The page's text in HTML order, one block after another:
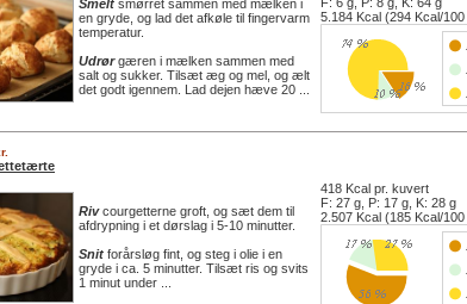
Smelt smørret sammen med mælken i
en gryde, og lad det afkøle til fingervarm
temperatur.
Udrørgæren i mælken sammen med
salt og sukker. Tilsæt æg og mel, og ælt
det godt igennem. Lad dejen hæve 20 ...
5.184 Kcal (294 Kcal/100
Rivcourgetterne groft, og sæt dem til
afdrypning i et dørslag i 5-10 minutter.
Snit forårsløg fint, og steg i olie i en
gryde i ca. 5 minutter. Tilsæt ris og svits
1 minut under ...
418 Kcal pr. kuvert
F: 27 g, P: 17 g, K: 28 g
2.507 Kcal (185 Kcal/100